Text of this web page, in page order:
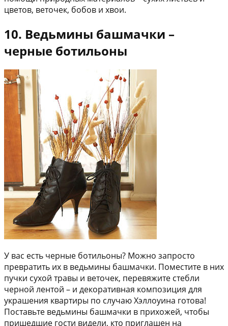
цветов, веточек, бобов и хвои.
10. Ведьмины башмачки –
черные ботильоны
У вас есть черные ботильоны? Можно запросто
превратить их в ведьмины башмачки. Поместите в них
пучки сухой травы и веточек, перевяжите стебли
черной лентой – и декоративная композиция для
украшения квартиры по случаю Хэллоуина готова!
Поставьте ведьмины башмачки в прихожей, чтобы
пришедшие гости видели, кто приглашен на